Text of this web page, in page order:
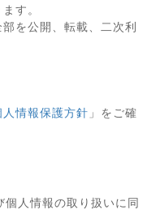
す。
を公開、転載、二次利
人情報保護方針 」をご確
人情報の取り扱いに同